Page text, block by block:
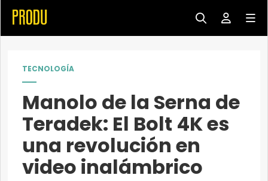
TECNOLOGÍA
Manolo de la Serna de
Teradek: El Bolt 4K es
una revolución en
video inalámbrico